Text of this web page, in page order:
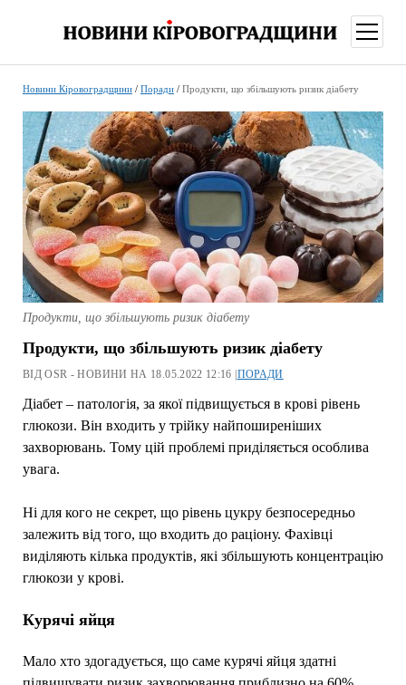
меню
Новини Кіровоградщини/ Поради/ Продукти, що збільшують ризик діабету
Продукти, що збільшують ризик діабету
Продукти, що збільшують ризик діабету
ВІД OSR - НОВИНИ НА 18.05.2022 12:16 |ПОРАДИ
Діабет – патологія, за якої підвищується в крові рівень
глюкози. Він входить у трійку найпоширеніших
захворювань. Тому цій проблемі приділяється особлива
увага.
Ні для кого не секрет, що рівень цукру безпосередньо
залежить від того, що входить до раціону. Фахівці
виділяють кілька продуктів, які збільшують концентрацію
глюкози у крові.
Курячі яйця
Мало хто здогадується, що саме курячі яйця здатні